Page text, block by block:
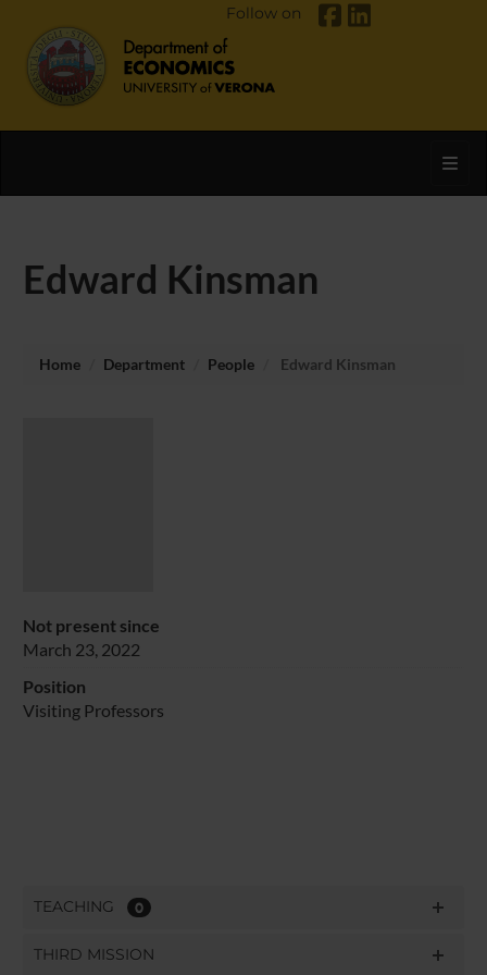
Follow on
Edward Kinsman
Home Department People Edward Kinsman
Not present since
March 23, 2022
Position
Visiting Professors
TEACHING 0
THIRD MISSION